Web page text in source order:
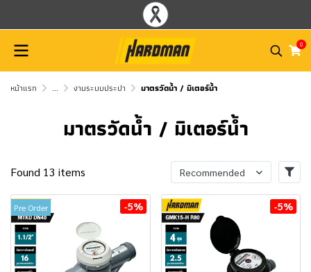
0
หน้าแรก ... งานระบบประปา มาตรวัดนํ้า / มิเตอร์น้ำ
มาตรวัดนํ้า / มิเตอร์น้ำ
Found 13 items Recommended
Pre Order -5% -5%